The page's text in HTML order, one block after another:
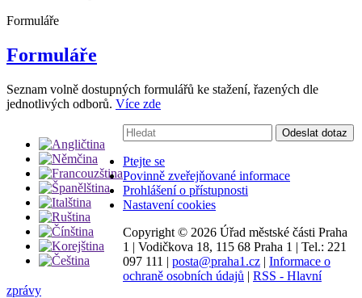
Formuláře
Formuláře
Seznam volně dostupných formulářů ke stažení, řazených dle
jednotlivých odborů. Více zde
Vyhledávání:
Odeslat dotaz
Ptejte se
Povinně zveřejňované informace
Prohlášení o přístupnosti
Nastavení cookies
Copyright © 2026 Úřad městské části Praha
1 | Vodičkova 18, 115 68 Praha 1 | Tel.: 221
097 111 | posta@praha1.cz | Informace o
ochraně osobních údajů | RSS - Hlavní
zprávy